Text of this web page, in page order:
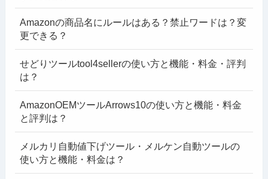
Amazonの商品名にルールはある？禁止ワードは？変
更できる？
せどりツールtool4sellerの使い方と機能・料金・評判
は？
AmazonOEMツールArrows10の使い方と機能・料金
と評判は？
メルカリ自動値下げツール・メルケン自動ツールの
使い方と機能・料金は？